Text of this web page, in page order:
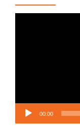
00:00